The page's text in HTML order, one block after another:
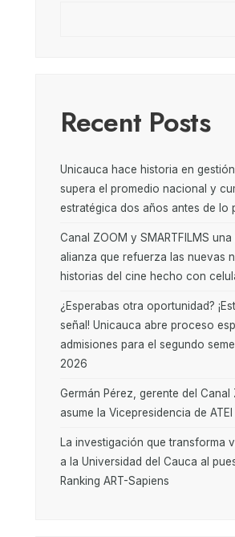
Recent Posts
Unicauca hace historia en
supera el promedio nacional y
estratégica dos años antes de lo
Canal ZOOM y SMARTFILMS
alianza que refuerza las nuevas
historias del cine hecho con
¿Esperabas otra oportunidad?
señal! Unicauca abre proceso
admisiones para el segundo
2026
Germán Pérez, gerente del Canal
asume la Vicepresidencia de ATEI
La investigación que transforma
a la Universidad del Cauca al
Ranking ART-Sapiens